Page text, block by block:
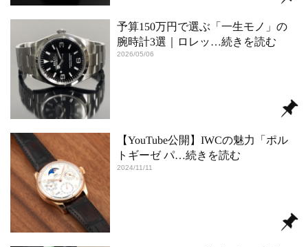
予算150万円で選ぶ「一生モノ」の
腕時計3選｜ロレッ …続きを読む
2026/05/06
【YouTube公開】IWCの魅力「ポル
トギーゼ パ…続きを読む
2024/11/11